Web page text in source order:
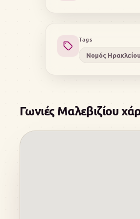
Tags
Νομός Ηρακλείου
Γωνιές Μαλεβιζίου